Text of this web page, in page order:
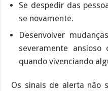
Se despedir das
se novamente.
Desenvolver
severamente ansioso
quando vivenciando
Os sinais de alerta não